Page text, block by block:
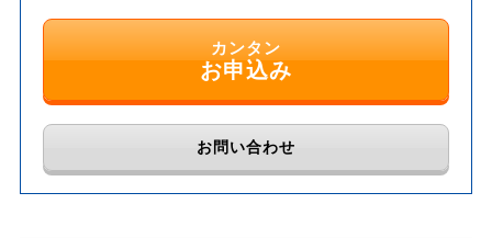
カンタン
お申込み
お問い合わせ